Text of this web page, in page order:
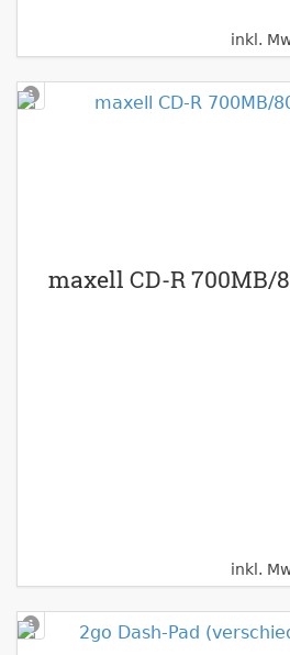
inkl.
maxell CD-R 700MB/
inkl.